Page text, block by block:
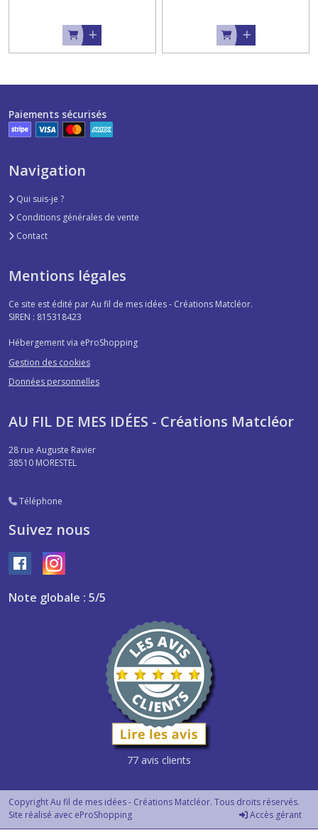
Paiements sécurisés
Navigation
Qui suis-je ?
Conditions générales de vente
Contact
Mentions légales
Ce site est édité par Au fil de mes idées - Créations Matcléor.
SIREN : 815318423
Hébergement via eProShopping
Gestion des cookies
Données personnelles
AU FIL DE MES IDÉES - Créations Matcléor
28 rue Auguste Ravier
38510 MORESTEL
Téléphone
Suivez nous
Note globale : 5/5
77 avis clients
Copyright Au fil de mes idées - Créations Matcléor. Tous droits réservés.
Site réalisé avec eProShopping Accès gérant